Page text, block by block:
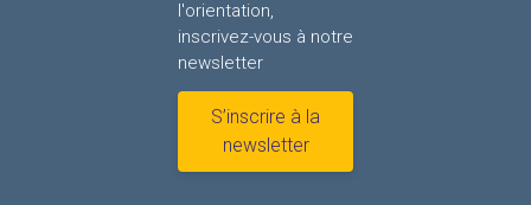
l'orientation,
inscrivez-vous à notre
newsletter
S’inscrire à la
newsletter